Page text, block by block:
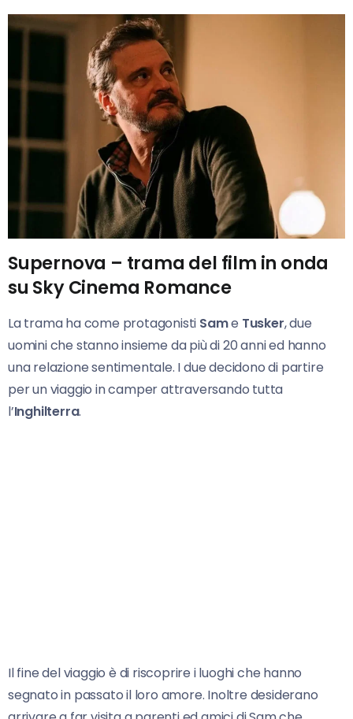
Supernova – trama del film in onda
su Sky Cinema Romance
La trama ha come protagonisti Same Tusker, due
uomini che stanno insieme da più di 20 anni ed hanno
una relazione sentimentale. I due decidono di partire
per un viaggio in camper attraversando tutta
l’Inghilterra.
Il fine del viaggio è di riscoprire i luoghi che hanno
segnato in passato il loro amore. Inoltre desiderano